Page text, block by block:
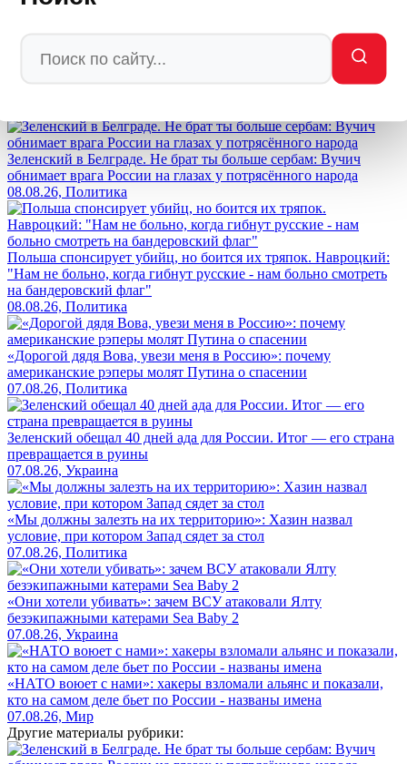
Зеленский в Белграде. Не брат ты больше сербам: Вучич
обнимает врага России на глазах у потрясённого народа
08.08.26, Политика
Польша спонсирует убийц, но боится их тряпок. Навроцкий:
"Нам не больно, когда гибнут русские - нам больно смотреть
на бандеровский флаг"
08.08.26, Политика
«Дорогой дядя Вова, увези меня в Россию»: почему
американские рэперы молят Путина о спасении
07.08.26, Политика
Зеленский обещал 40 дней ада для России. Итог — его страна
превращается в руины
07.08.26, Украина
«Мы должны залезть на их территорию»: Хазин назвал
условие, при котором Запад сядет за стол
07.08.26, Политика
«Они хотели убивать»: зачем ВСУ атаковали Ялту
безэкипажными катерами Sea Baby 2
07.08.26, Украина
«НАТО воюет с нами»: хакеры взломали альянс и показали,
кто на самом деле бьет по России - названы имена
07.08.26, Мир
Другие материалы рубрики: